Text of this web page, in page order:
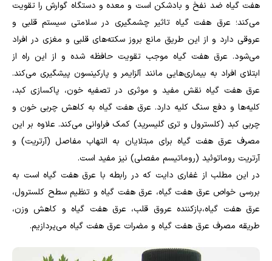
هفت گیاه ضد نفخ و بادشکن است و معده و دستگاه گوارش را تقویت
می‌کند؛ عرق هفت گیاه تاثیر چشمگیری در سلامتی سیستم قلبی و
عروقی دارد و از این طریق مانع بروز سکته‌های قلبی و مغزی در افراد
می‌شود. عرق هفت گیاه موجب تقویت حافظه شده و از این راه از
ابتلای افراد به بیماری‌هایی مانند آلزایمر و پارکینسون پیشگیری می‌کند.
عرق هفت گیاه نقش مفید و موثری در تصفیه خون، پاکسازی کبد،
کلیه‌ها و دفع سنگ کلیه دارد. عرق هفت گیاه به کاهش چربی خون و
چربی کبد (کلسترول و تری گلیسرید) کمک فراوانی می‌کند. علاوه بر این
مصرف عرق هفت گیاه برای مبتلایان به التهاب مفاصل (آرتریت) و
آرتریت روماتوئید (روماتیسم مفصلی) نیز مفید است.
در این مطلب از غفاری دایت که در رابطه با عرق هفت گیاه است به
بررسی خواص عرق هفت گیاه، عرق هفت گیاه و تنظیم سطح کلسترول،
عرق هفت گیاه،بازکننده عروق قلب، عرق هفت گیاه و کاهش وزن،
طریقه مصرف عرق هفت گیاه و مضرات عرق هفت گیاه می‌پردازیم.